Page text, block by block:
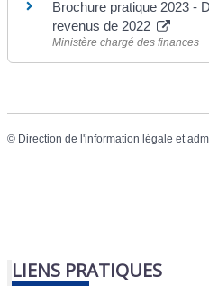
Brochure pratique 2023 -
revenus de 2022
Ministère chargé des finances
© Direction de l'information légale et
LIENS PRATIQUES